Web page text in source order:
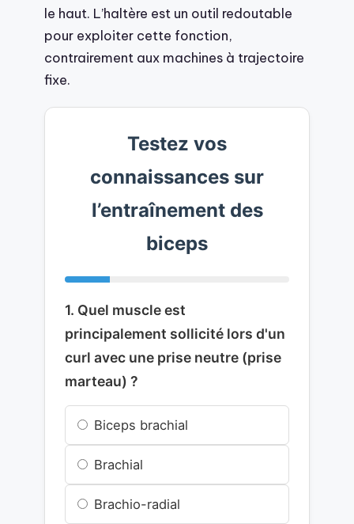
le haut. L’haltère est un outil redoutable
pour exploiter cette fonction,
contrairement aux machines à trajectoire
fixe.
Testez vos
connaissances sur
l’entraînement des
biceps
1. Quel muscle est
principalement sollicité lors d'un
curl avec une prise neutre (prise
marteau) ?
Biceps brachial
Brachial
Brachio-radial